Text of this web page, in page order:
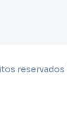
reservados